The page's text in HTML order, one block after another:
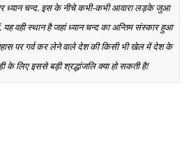
ध्यान चन्द. इस के नीचे कभी-कभी आवारा लड़के जुआ
वही स्थान है जहां ध्यान चन्द का अन्तिम संस्कार हुआ
पर गर्व कर लेने वाले देश की किसी भी खेल में देश के
के लिए इससे बड़ी श्रद्धांजलि क्या हो सकती है!